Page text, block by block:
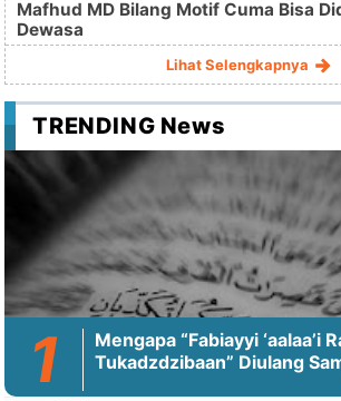
Mafhud MD Bilang Motif Cuma Bisa
Dewasa
Lihat Selengkapnya
TRENDING News
Mengapa “Fabiayyi ‘aalaa’i
Tukadzdzibaan” Diulang